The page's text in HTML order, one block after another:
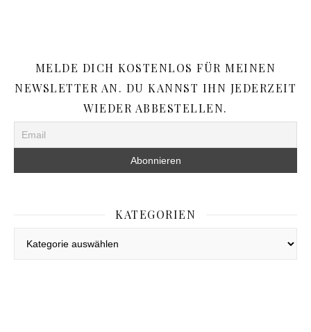
MELDE DICH KOSTENLOS FÜR MEINEN
NEWSLETTER AN. DU KANNST IHN JEDERZEIT
WIEDER ABBESTELLEN.
KATEGORIEN